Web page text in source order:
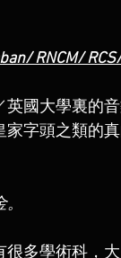
RNCM/
國大學裏的
字頭之類的
多學術科，